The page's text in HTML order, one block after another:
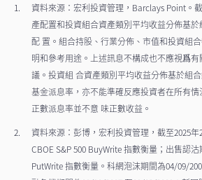
資料來源：宏利投資管理，Barclays Point。
產配置和投資組合資產類別平均收益分佈基
配 置。組合持股、行業分佈、市值和投資組
明和參考用途。上述訊息不構成也不應視爲
議。投資組 合資產類別平均收益分佈基於組
基金派息率，亦不能準確反應投資者在所有情
正數派息率並不意 味正數收益。
資料來源：彭博，宏利投資管理，截至2025
CBOE S&P 500 BuyWrite 指數衡量；出售認沽
PutWrite 指數衡量。科網泡沫期間為04/09/